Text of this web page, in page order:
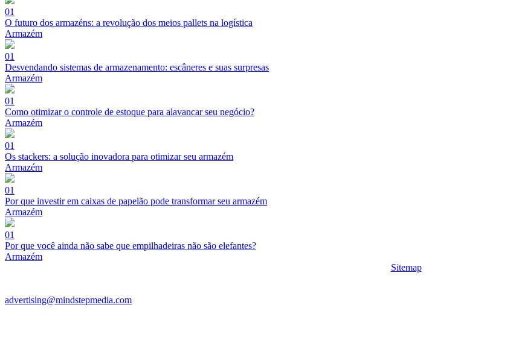
01
O futuro dos armazéns: a revolução dos meios pallets na logística
Armazém
01
Desvendando sistemas de armazenamento: escâneres e suas surpresas
Armazém
01
Como otimizar o controle de estoque para alavancar seu negócio?
Armazém
01
Os stackers: a solução inovadora para otimizar seu armazém
Armazém
01
Por que investir em caixas de papelão pode transformar seu armazém
Armazém
01
Por que você ainda não sabe que empilhadeiras não são elefantes?
Armazém
Sitemap
advertising@mindstepmedia.com